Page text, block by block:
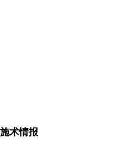
施术情报